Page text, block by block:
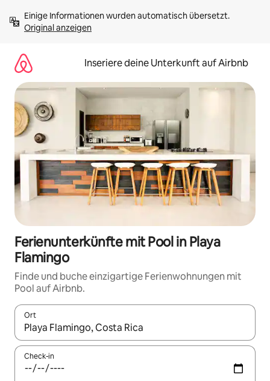
Inhalten
springenOriginal anzeigen
Inseriere deine Unterkunft auf Airbnb
Ferienunterkünfte mit Pool in Playa
Flamingo
Finde und buche einzigartige Ferienwohnungen mit
Pool auf Airbnb.
Ort
Wenn Ergebnisse verfügbar sind, navigiere mit den
Check-in